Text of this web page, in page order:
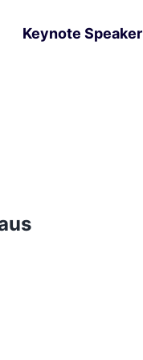
Keynote Speaker